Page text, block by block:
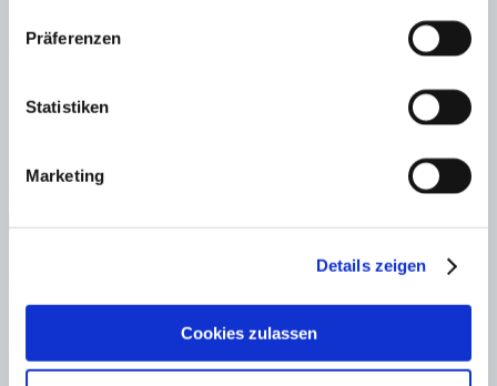
Präferenzen
Statistiken
Marketing
Details zeigen
Cookies zulassen
und Aktualität der Angaben und Legalität der Immobilie. Die
angegebenen Preise enthalten nicht die vom Käufer zu tragenden
Auf 124 Seiten finden Sie die aktuellen Immobilien-Angebote.
×
Exklusives Penthaus